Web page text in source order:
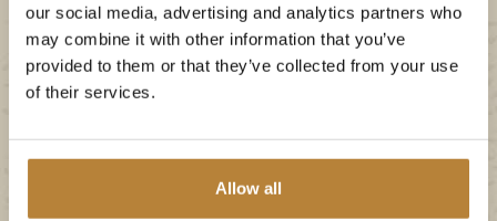
our social media, advertising and analytics partners who
may combine it with other information that you’ve
provided to them or that they’ve collected from your use
of their services.
Allow all